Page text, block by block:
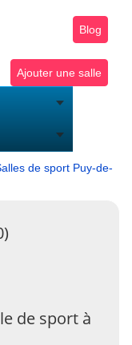
Blog
Ajouter une salle
de sport Puy-de-
de sport à